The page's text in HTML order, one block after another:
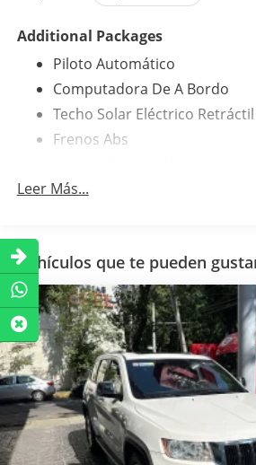
Additional Packages
Piloto Automático
Computadora De A Bordo
Techo Solar Eléctrico Retráctil
Frenos Abs
Airbag Conductor
Sensor De Lluvia
Airbag Laterales
Control De Estabilidad
Comando Remoto Para
Tercera Luz De Freno Led
Airbag De Cortina
Aire Acondicionado
Control Eléctrico Para Los
Leer Más...
Vehículos que te pueden